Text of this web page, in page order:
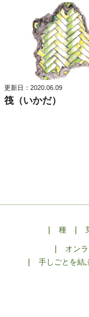
更新日：2020.06.09
筏（いかだ
| 種|
| オン
| 手しごとを結